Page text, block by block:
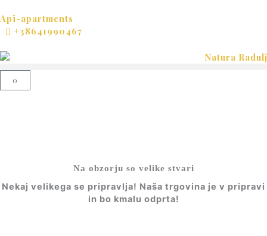
to
content
Api-apartments
+38641990467
0
Cart
Na obzorju so velike stvari
Nekaj ​​velikega se pripravlja! Naša trgovina je v pripravi
in ​​bo kmalu odprta!